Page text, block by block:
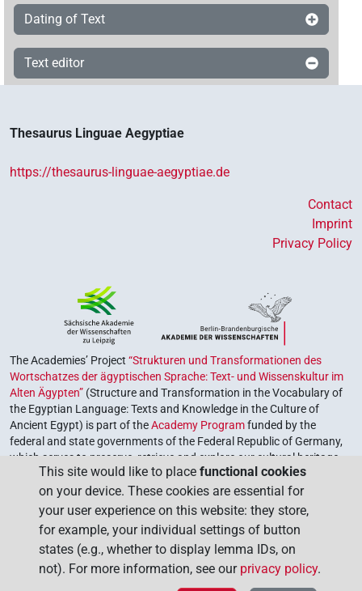
Dating of Text
Text editor
Thesaurus Linguae Aegyptiae
https://thesaurus-linguae-aegyptiae.de
Contact
Imprint
Privacy Policy
The Academies’ Project “Strukturen und Transformationen des
Wortschatzes der ägyptischen Sprache: Text- und Wissenskultur im
Alten Ägypten” (Structure and Transformation in the Vocabulary of
the Egyptian Language: Texts and Knowledge in the Culture of
Ancient Egypt) is part of theAcademy Programfunded by the
federal and state governments of the Federal Republic of Germany,
which serves to preserve, retrieve and explore our cultural heritage.
The program is coordinated by theUnion of the German Academies
of Sciences and Humanities.
This site would like to place functional cookies
on your device. These cookies are essential for
your user experience on this website: they store,
for example, your individual settings of button
states (e.g., whether to display lemma IDs, on
not). For more information, see our privacy policy.